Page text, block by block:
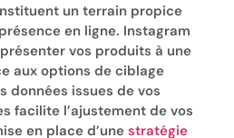
un terrain propice
en ligne. Instagram
vos produits à une
aux options de ciblage
données issues de vos
facilite l’ajustement de vos
en place d’une stratégie